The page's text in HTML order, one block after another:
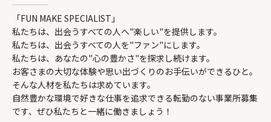
スクール/託児
施設/レストラン
野尻湖テラス
アクセス/周辺情報
子供 ※1部屋あたり
中人(7歳～12歳)
小人(4歳～6歳) (布団・食事付き)
幼児(0歳～3歳) (布団・食事不要)
「FUN MAKE SPECIALIST」
私たちは、出会うすべての人へ"楽しい"を提供します。
私たちは、出会うすべての人を"ファン"にします。
私たちは、あなたの"心の豊かさ"を探求し続けます。
お客さまの大切な体験や思い出づくりのお手伝いができるひと。
そんな人材を私たちは求めています。
自然豊かな環境で好きな仕事を追求できる転勤のない事業所募集
です、ぜひ私たちと一緒に働きましょう！